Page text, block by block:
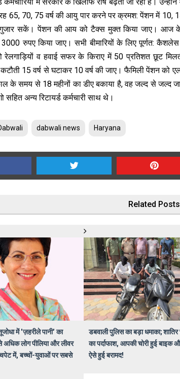
65, 70, 75 वर्ष की आयु पार करने पर क्रमश: पेंशन में 10, 15,
सकें। पेंशन की आय को टैक्स मुक्त किया जाए। आज के
रुपए किया जाए। सभी बीमारियों के लिए पूर्णत:
रेलगाड़ियों व हवाई सफर के किराए में 50 प्रतिशत छूट
15 वर्ष से घटाकर 10 वर्ष की जाए। फैमिली पेंशन को
के समय से 18 महीनों का डीए बकाया है, वह जल्द से जल्द
सहित अन्य रिटायर्ड कर्मचारी साथ थे।
dabwali news Haryana
Related Posts
में 'ज़हरीले पानी' का
लोग पीलिया और लीवर
में, बच्चों-युवाओं पर सबसे
डबवाली पुलिस का बड़ा धमाका; शातिर
का पर्दाफाश, आपकी चोरी हुई बाइक
ऐसे हुई बरामद!